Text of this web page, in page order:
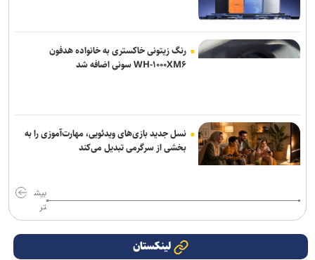
رنگ زیتونی خاکستری به خانواده هدفون
WH-۱۰۰۰XM۶ سونی اضافه شد
نسل جدید بازی‌های ویدئویی، مهارت‌آموزی را به
بخشی از سرگرمی تبدیل می‌کند
بیش
تر
لینکستان